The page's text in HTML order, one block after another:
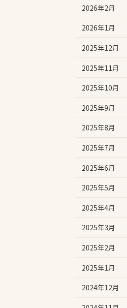
2026年2月
2026年1月
2025年12月
2025年11月
2025年10月
2025年9月
2025年8月
2025年7月
2025年6月
2025年5月
2025年4月
2025年3月
2025年2月
2025年1月
2024年12月